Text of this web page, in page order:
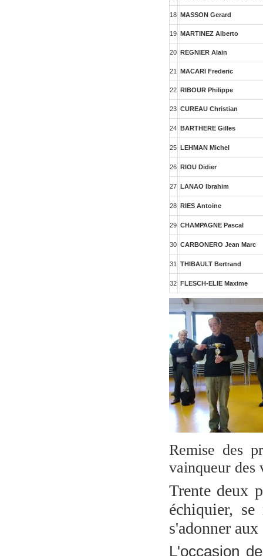
18 MASSON Gerard
19 MARTINEZ Alberto
20 REGNIER Alain
21 MACARI Frederic
22 RIBOUR Philippe
23 CUREAU Christian
24 BARTHERE Gilles
25 LEHMAN Michel
26 RIOU Didier
27 LANAO Ibrahim
28 RIES Antoine
29 CHAMPAGNE Pascal
30 CARBONERO Jean Marc
31 THIBAULT Bertrand
32 FLESCH-ELIE Maxime
Remise des
vainqueur des
Trente deux
échiquier, se
s'adonner aux
L'occasion